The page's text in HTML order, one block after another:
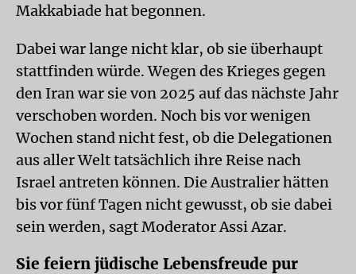
Makkabiade hat begonnen.
Dabei war lange nicht klar, ob sie überhaupt
stattfinden würde. Wegen des Krieges gegen
den Iran war sie von 2025 auf das nächste Jahr
verschoben worden. Noch bis vor wenigen
Wochen stand nicht fest, ob die Delegationen
aus aller Welt tatsächlich ihre Reise nach
Israel antreten können. Die Australier hätten
bis vor fünf Tagen nicht gewusst, ob sie dabei
sein werden, sagt Moderator Assi Azar.
Sie feiern jüdische Lebensfreude pur